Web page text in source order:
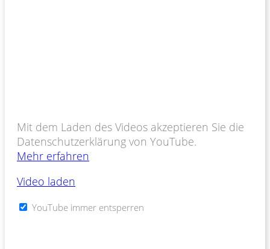
Mit dem Laden des Videos akzeptieren Sie die
Datenschutzerklärung von YouTube.
Mehr erfahren
Video laden
YouTube immer entsperren